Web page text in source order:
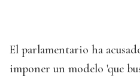
El parlamentario ha
imponer un modelo 'que